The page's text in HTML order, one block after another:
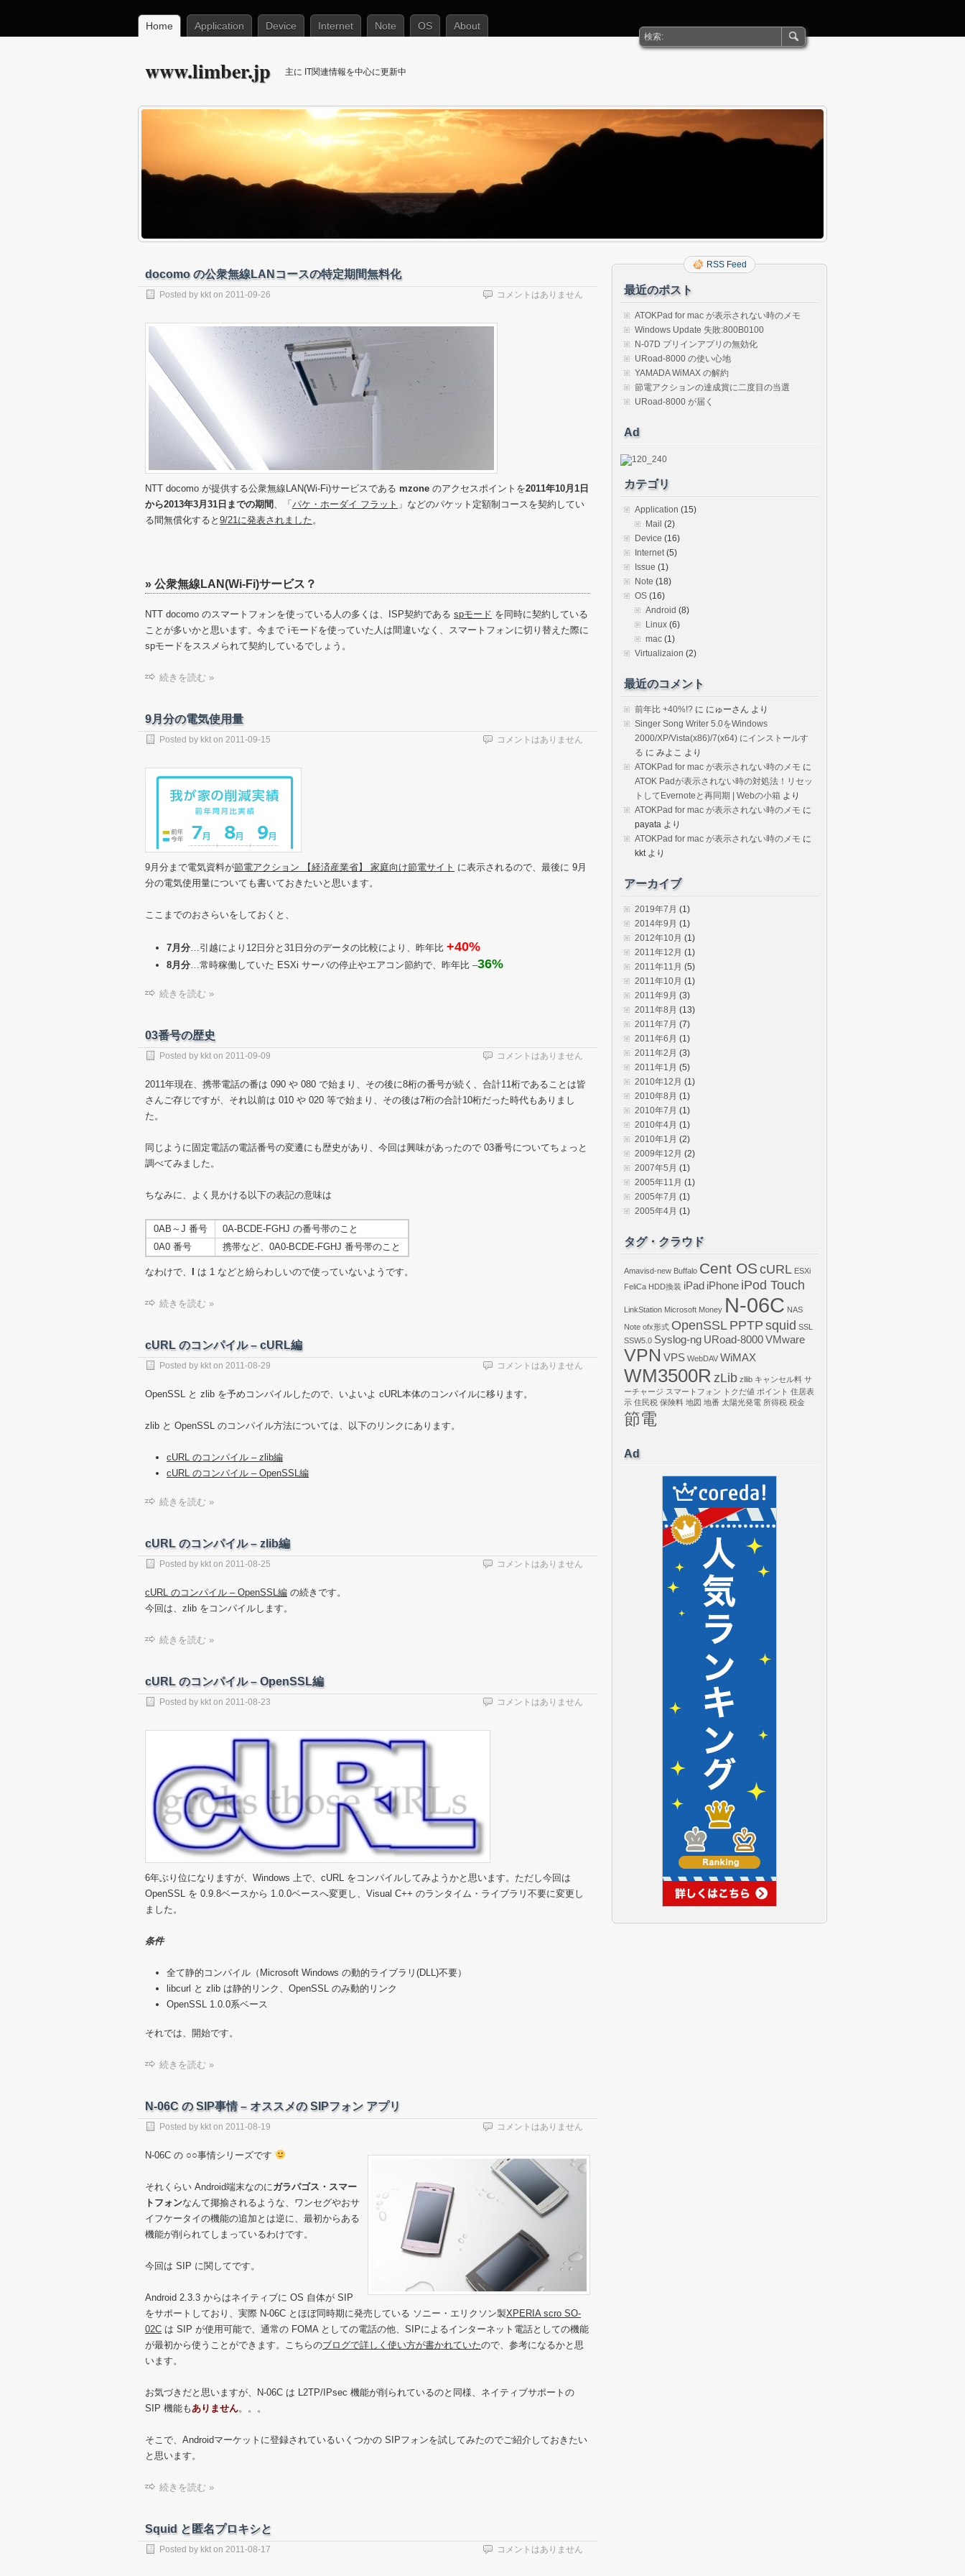
Home Application Device Internet Note OS About
www.limber.jp 主に IT関連情報を中心に更新中
docomo の公衆無線LANコースの特定期間無料化
Posted by kkt on 2011-09-26 コメントはありません
NTT docomo が提供する公衆無線LAN(Wi-Fi)サービスである mzone のアクセスポイントを2011年10月1日
から2013年3月31日までの期間 、「 パケ・ホーダイ フラット 」などのパケット定額制コースを契約してい
る間無償化すると 9/21に発表されました。
» 公衆無線LAN(Wi-Fi)サービス？
NTT docomo のスマートフォンを使っている人の多くは、ISP契約である spモード を同時に契約している
ことが多いかと思います。今まで iモードを使っていた人は間違いなく、スマートフォンに切り替えた際に
spモードをススメられて契約しているでしょう。
続きを読む »
9月分の電気使用量
Posted by kkt on 2011-09-15 コメントはありません
9月分まで電気資料が節電アクション 【経済産業省】 家庭向け節電サイト に表示されるので、最後に 9月
分の電気使用量についても書いておきたいと思います。
ここまでのおさらいをしておくと、
7月分…引越により12日分と31日分のデータの比較により、昨年比 +40%
8月分…常時稼働していた ESXi サーバの停止やエアコン節約で、昨年比 –36%
続きを読む »
03番号の歴史
Posted by kkt on 2011-09-09 コメントはありません
2011年現在、携帯電話の番は 090 や 080 で始まり、その後に8桁の番号が続く、合計11桁であることは皆
さんご存じですが、それ以前は 010 や 020 等で始まり、その後は7桁の合計10桁だった時代もありまし
た。
同じように固定電話の電話番号の変遷にも歴史があり、今回は興味があったので 03番号についてちょっと
調べてみました。
ちなみに、よく見かける以下の表記の意味は
0AB～J 番号
0A-BCDE-FGHJ の番号帯のこと
0A0 番号
携帯など、0A0-BCDE-FGHJ 番号帯のこと
なわけで、 は 1 などと紛らわしいので使っていないようです。
続きを読む »
cURL のコンパイル – cURL編
Posted by kkt on 2011-08-29 コメントはありません
OpenSSL と zlib を予めコンパイルしたので、いよいよ cURL本体のコンパイルに移ります。
zlib と OpenSSL のコンパイル方法については、以下のリンクにあります。
cURL のコンパイル – zlib編
cURL のコンパイル – OpenSSL編
続きを読む »
cURL のコンパイル – zlib編
Posted by kkt on 2011-08-25 コメントはありません
cURL のコンパイル – OpenSSL編 の続きです。
今回は、zlib をコンパイルします。
続きを読む »
cURL のコンパイル – OpenSSL編
Posted by kkt on 2011-08-23 コメントはありません
6年ぶり位になりますが、Windows 上で、cURL をコンパイルしてみようかと思います。ただし今回は
OpenSSL を 0.9.8ベースから 1.0.0ベースへ変更し、Visual C++ のランタイム・ライブラリ不要に変更し
ました。
条件
全て静的コンパイル（Microsoft Windows の動的ライブラリ(DLL)不要）
libcurl と zlib は静的リンク、OpenSSL のみ動的リンク
OpenSSL 1.0.0系ベース
それでは、開始です。
続きを読む »
N-06C の SIP事情 – オススメの SIPフォン アプリ
Posted by kkt on 2011-08-19 コメントはありません
N-06C の ○○事情シリーズです
それくらい Android端末なのにガラパゴス・スマー
トフォンなんて揶揄されるような、ワンセグやおサ
イフケータイの機能の追加とは逆に、最初からある
機能が削られてしまっているわけです。
今回は SIP に関してです。
Android 2.3.3 からはネイティブに OS 自体が SIP
をサポートしており、実際 N-06C とほぼ同時期に発売している ソニー・エリクソン製XPERIA scro SO-
02C は SIP が使用可能で、通常の FOMA としての電話の他、SIPによるインターネット電話としての機能
が最初から使うことができます。こちらのブログで詳しく使い方が書かれていたので、参考になるかと思
います。
お気づきだと思いますが、N-06C は L2TP/IPsec 機能が削られているのと同様、ネイティブサポートの
SIP 機能もありません。。。
そこで、Androidマーケットに登録されているいくつかの SIPフォンを試してみたのでご紹介しておきたい
と思います。
続きを読む »
Squid と匿名プロキシと
Posted by kkt on 2011-08-17 コメントはありません
RSS Feed
最近のポスト
ATOKPad for mac が表示されない時のメモ
Windows Update 失敗:800B0100
N-07D プリインアプリの無効化
URoad-8000 の使い心地
YAMADA WiMAX の解約
節電アクションの達成賞に二度目の当選
URoad-8000 が届く
Ad
カテゴリ
Application (15)
Mail (2)
Device (16)
Internet(5)
Issue (1)
Note (18)
OS (16)
Android (8)
Linux (6)
mac (1)
Virtualizaion (2)
最近のコメント
前年比 +40%!? に にゅーさん より
Singer Song Writer 5.0をWindows
2000/XP/Vista(x86)/7(x64) にインストールす
る に みよこ より
ATOKPad for mac が表示されない時のメモ に
ATOK Padが表示されない時の対処法！リセッ
トしてEvernoteと再同期 | Webの小箱 より
ATOKPad for mac が表示されない時のメモ に
payata より
ATOKPad for mac が表示されない時のメモ に
kktより
アーカイブ
2019年7月 (1)
2014年9月 (1)
2012年10月 (1)
2011年12月 (1)
2011年11月 (5)
2011年10月 (1)
2011年9月 (3)
2011年8月 (13)
2011年7月 (7)
2011年6月 (1)
2011年2月 (3)
2011年1月 (5)
2010年12月 (1)
2010年8月 (1)
2010年7月 (1)
2010年4月 (1)
2010年1月 (2)
2009年12月 (2)
2007年5月 (1)
2005年11月 (1)
2005年7月 (1)
2005年4月 (1)
タグ・クラウド
Amavisd-new Buffalo Cent OScURL ESXi
FeliCa HDD換装 iPad iPhone iPod Touch
LinkStation Microsoft Money N-06C NAS
Note ofx形式 OpenSSLPPTPsquid SSL
SSW5.0 Syslog-ng URoad-8000VMware
VPN VPS WebDAV WiMAX
WM3500R zLib zllib キャンセル料 サ
ーチャージ スマートフォン トクだ値 ポイント 住居表
示 住民税 保険料 地図 地番 太陽光発電 所得税 税金
節電
Ad